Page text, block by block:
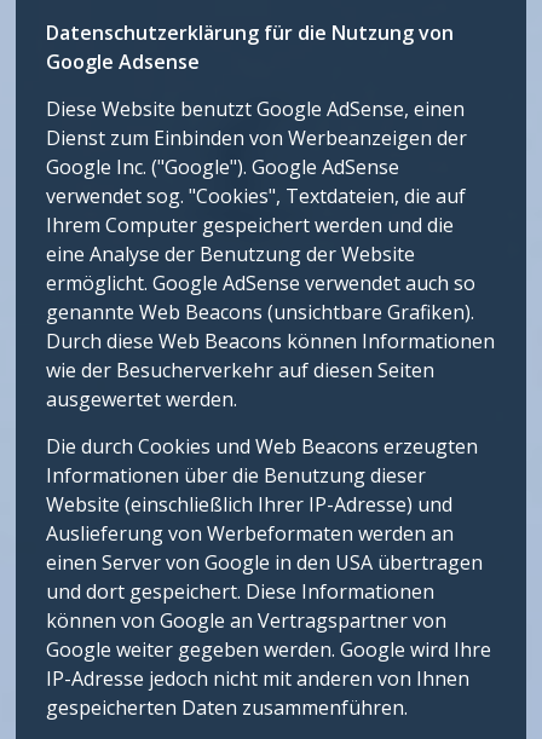
Datenschutzerklärung für die Nutzung von
Google Adsense
Diese Website benutzt Google AdSense, einen
Dienst zum Einbinden von Werbeanzeigen der
Google Inc. ("Google"). Google AdSense
verwendet sog. "Cookies", Textdateien, die auf
Ihrem Computer gespeichert werden und die
eine Analyse der Benutzung der Website
ermöglicht. Google AdSense verwendet auch so
genannte Web Beacons (unsichtbare Grafiken).
Durch diese Web Beacons können Informationen
wie der Besucherverkehr auf diesen Seiten
ausgewertet werden.
Die durch Cookies und Web Beacons erzeugten
Informationen über die Benutzung dieser
Website (einschließlich Ihrer IP-Adresse) und
Auslieferung von Werbeformaten werden an
einen Server von Google in den USA übertragen
und dort gespeichert. Diese Informationen
können von Google an Vertragspartner von
Google weiter gegeben werden. Google wird Ihre
IP-Adresse jedoch nicht mit anderen von Ihnen
gespeicherten Daten zusammenführen.